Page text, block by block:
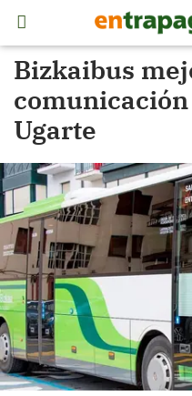
Bizkaibus
Ugarte